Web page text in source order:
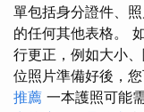
單包括身分證件、
的任何其他表格。
行更正，例如大小
位照片準備好後，
推薦 一本護照可能